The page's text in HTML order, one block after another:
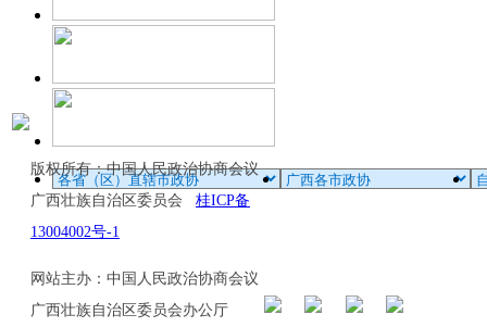
版权所有：中国人民政治协商会议
广西壮族自治区委员会 桂ICP备
13004002号-1
网站主办：中国人民政治协商会议
广西壮族自治区委员会办公厅